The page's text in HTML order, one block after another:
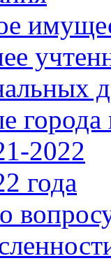
города
2022
года